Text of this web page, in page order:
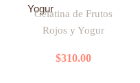
pueden
elegir
Gelatina de Frutos
Rojos y Yogur
$310.00